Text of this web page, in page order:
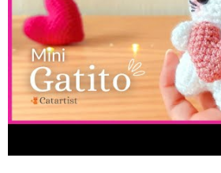
https://catartistmxcrochet.etsy.comY
Patrones Gratis Exclusivos o hacer una
❤️ ☕️Kofi:https://ko-fi.com/catartistmx
????